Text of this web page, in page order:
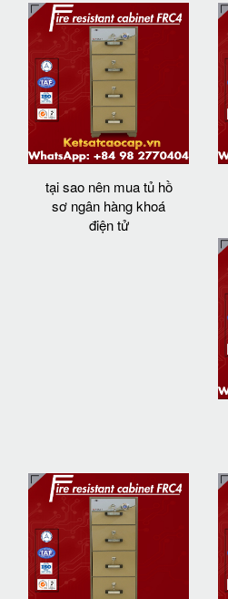
tại sao nên mua tủ hồ
sơ ngân hàng khoá
điện tử